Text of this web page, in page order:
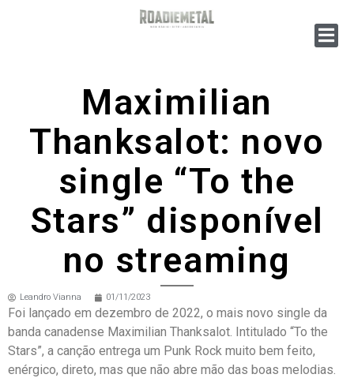
Maximilian
Thanksalot: novo
single “To the
Stars” disponível
no streaming
Leandro Vianna 01/11/2023
Foi lançado em dezembro de 2022, o mais novo single da
banda canadense Maximilian Thanksalot. Intitulado “To the
Stars”, a canção entrega um Punk Rock muito bem feito,
enérgico, direto, mas que não abre mão das boas melodias.